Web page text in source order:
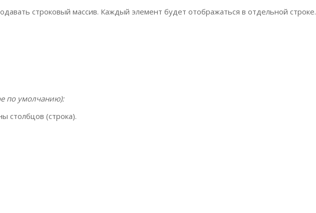
строковый массив. Каждый элемент будет отображаться в отдельной строке.
по умолчанию):
столбцов (строка).